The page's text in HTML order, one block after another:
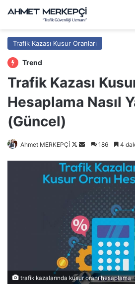
Trafik Kazası Kusur Oranları
Trend
Trafik Kazası
Hesaplama Nasıl
(Güncel)
Ahmet MERKEPÇİ
Follow
X
Bir
posta
göndermek
186 4
trafik kazalarında kusur oranı hesaplama